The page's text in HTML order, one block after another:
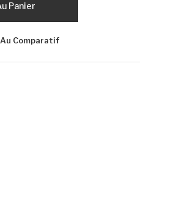
Panier
Comparatif